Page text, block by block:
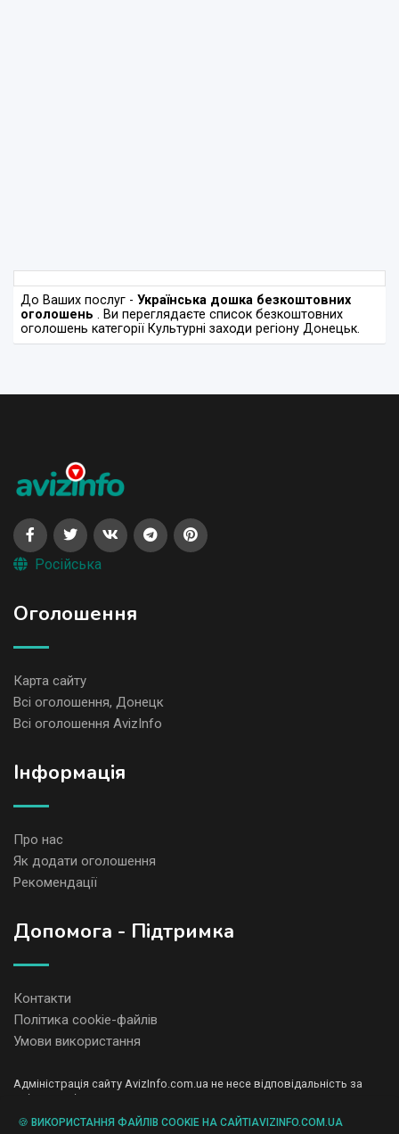
До Ваших послуг - Українська дошка безкоштовних
оголошень . Ви переглядаєте список безкоштовних
оголошень категорії Культурні заходи регіону Донецьк.
Російська
Оголошення
Карта сайту
Всі оголошення, Донецк
Всі оголошення AvizInfo
Iнформація
Про нас
Як додати оголошення
Рекомендації
Допомога - Підтримка
Контакти
Політика cookie-файлів
Умови використання
Адміністрація сайту AvizInfo.com.ua не несе відповідальність за
зміст розміщених оголошень.
Ми цінуємо конфіденційність наших користувачів. Ми не передаємо
і не продаємо особисту інформацію зареєстрованих користувачів
🍪 ВИКОРИСТАННЯ ФАЙЛІВ COOKIE НА САЙТІAVIZINFO.COM.UA